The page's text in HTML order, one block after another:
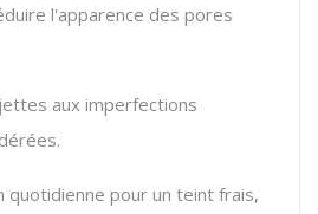
l'apparence des pores
aux imperfections
quotidienne pour un teint frais,